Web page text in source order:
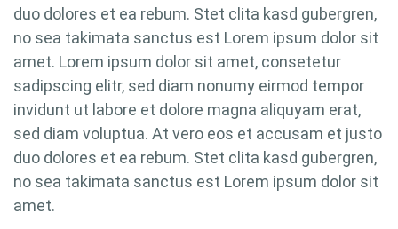
duo dolores et ea rebum. Stet clita kasd gubergren,
no sea takimata sanctus est Lorem ipsum dolor sit
amet. Lorem ipsum dolor sit amet, consetetur
sadipscing elitr, sed diam nonumy eirmod tempor
invidunt ut labore et dolore magna aliquyam erat,
sed diam voluptua. At vero eos et accusam et justo
duo dolores et ea rebum. Stet clita kasd gubergren,
no sea takimata sanctus est Lorem ipsum dolor sit
amet.